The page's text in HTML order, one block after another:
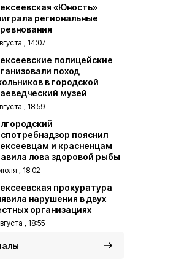
«Юность»
региональные
, 14:07
полицейские
поход
в городской
музей
, 18:59
пояснил
и красненцам
лова здоровой рыбы
, 18:02
прокуратура
нарушения в двух
организациях
, 18:55